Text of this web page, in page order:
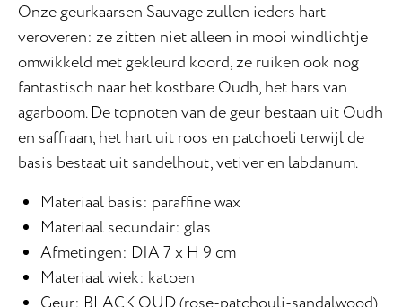
Onze geurkaarsen Sauvage zullen ieders hart
veroveren: ze zitten niet alleen in mooi windlichtje
omwikkeld met gekleurd koord, ze ruiken ook nog
fantastisch naar het kostbare Oudh, het hars van
agarboom. De topnoten van de geur bestaan uit Oudh
en saffraan, het hart uit roos en patchoeli terwijl de
basis bestaat uit sandelhout, vetiver en labdanum.
Materiaal basis: paraffine wax
Materiaal secundair: glas
Afmetingen: DIA 7 x H 9 cm
Materiaal wiek: katoen